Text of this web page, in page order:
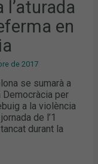
l’aturada
en
de 2017
se sumarà a
Democràcia per
a la violència
de l’1
durant la